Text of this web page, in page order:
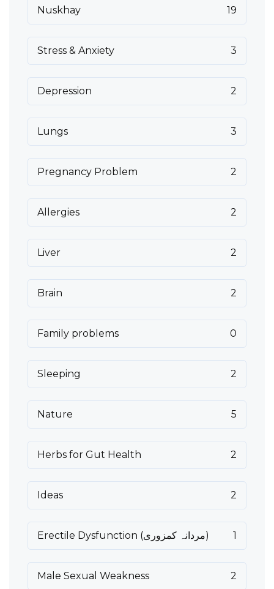
Nuskhay 19
Stress & Anxiety 3
Depression 2
Lungs 3
Pregnancy Problem 2
Allergies 2
Liver 2
Brain 2
Family problems 0
Sleeping 2
Nature 5
Herbs for Gut Health 2
Ideas 2
Erectile Dysfunction (مردانہ کمزوری) 1
Male Sexual Weakness 2